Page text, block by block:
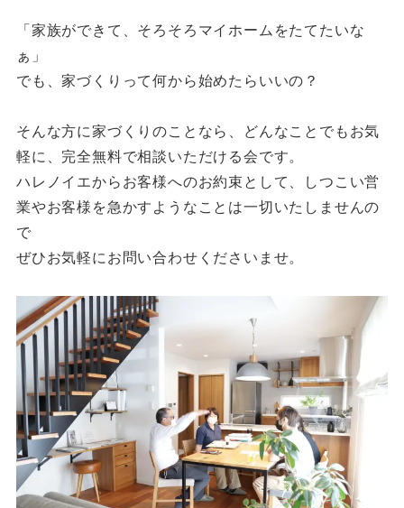
「家族ができて、そろそろマイホームをたてたいな
ぁ」
でも、家づくりって何から始めたらいいの？
そんな方に家づくりのことなら、どんなことでもお気
軽に、完全無料で相談いただける会です。
ハレノイエからお客様へのお約束として、しつこい営
業やお客様を急かすようなことは一切いたしませんの
で
ぜひお気軽にお問い合わせくださいませ。